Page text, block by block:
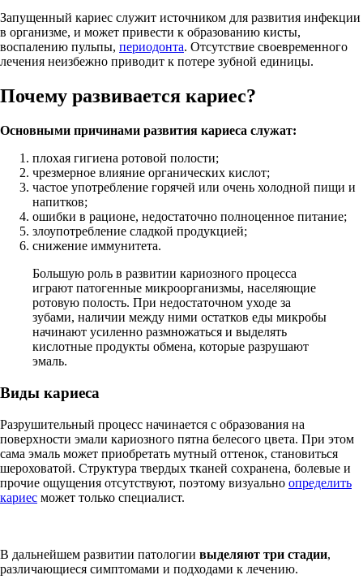
Запущенный кариес служит источником для развития инфекции
в организме, и может привести к образованию кисты,
воспалению пульпы, периодонта. Отсутствие своевременного
лечения неизбежно приводит к потере зубной единицы.
Почему развивается кариес?
Основными причинами развития кариеса служат:
плохая гигиена ротовой полости;
чрезмерное влияние органических кислот;
частое употребление горячей или очень холодной пищи и
напитков;
ошибки в рационе, недостаточно полноценное питание;
злоупотребление сладкой продукцией;
снижение иммунитета.
Большую роль в развитии кариозного процесса
играют патогенные микроорганизмы, населяющие
ротовую полость. При недостаточном уходе за
зубами, наличии между ними остатков еды микробы
начинают усиленно размножаться и выделять
кислотные продукты обмена, которые разрушают
эмаль.
Виды кариеса
Разрушительный процесс начинается с образования на
поверхности эмали кариозного пятна белесого цвета. При этом
сама эмаль может приобретать мутный оттенок, становиться
шероховатой. Структура твердых тканей сохранена, болевые и
прочие ощущения отсутствуют, поэтому визуально определить
кариес может только специалист.
В дальнейшем развитии патологии выделяют три стадии,
различающиеся симптомами и подходами к лечению.